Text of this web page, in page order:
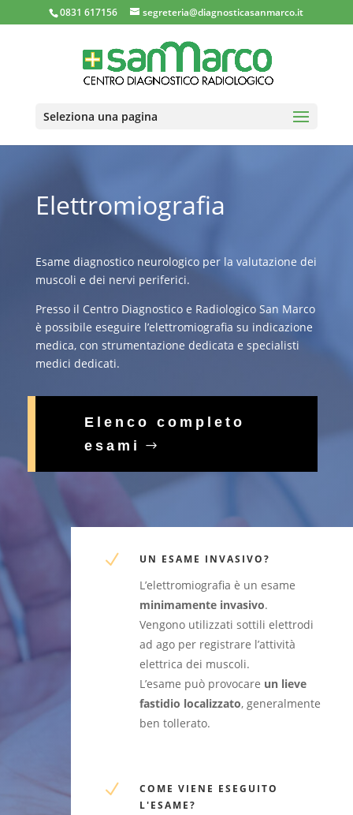
0831 617156 segreteria@diagnosticasanmarco.it
Seleziona una pagina
Elettromiografia
Esame diagnostico neurologico per la valutazione dei
muscoli e dei nervi periferici.
Presso il Centro Diagnostico e Radiologico San Marco
è possibile eseguire l’elettromiografia su indicazione
medica, con strumentazione dedicata e specialisti
medici dedicati.
Elenco completo
esami
N UN ESAME INVASIVO?
L’elettromiografia è un esame
minimamente invasivo.
Vengono utilizzati sottili elettrodi
ad ago per registrare l’attività
elettrica dei muscoli.
L’esame può provocare un lieve
fastidio localizzato, generalmente
ben tollerato.
N
COME VIENE ESEGUITO
L'ESAME?